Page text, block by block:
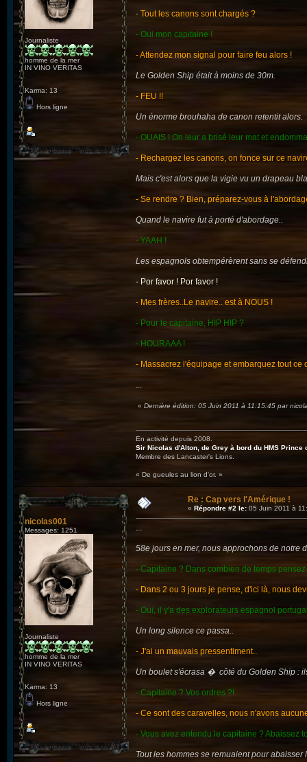
Journaliste
homme de la mer
IN VINO VERITAS
Karma: 13
Hors ligne
- Tout les canons sont chargés ?
- Oui mon capitaine !
- Attendez mon signal pour faire feu alors !
Le Golden Ship était à moins de 30m.
- FEU !!
Un énorme brouhaha de canon retentit alors.
- OUAIS ! On leur a brisé leur mat et
- Rechargez les canons, on fonce sur ce
Mais c'est alors que la vigie vu un drapeau
- Se rendre ? Bien, préparez-vous à
Quand le navire fut à porté d'abordage..
- YAAH !
Les espagnols obtempérèrent sans se
- Por favor ! Por favor !
- Mes frères..Le navire.. est à NOUS !
- Pour le capitaine, HIP HIP ?
- HOURAAA !
- Massacrez l'équipage et embarquez tout ce
...
« Dernière édition: 05 Juin 2011 à 11:15:45 par
En activité depuis 2008.
Sir Nicolas d'Alton, de Grey à bord du HMS Prince
Membre des Lancaster's Lions.
« De gueules au lion d'or. »
nicolas001
Messages: 1251
Journaliste
homme de la mer
IN VINO VERITAS
Karma: 13
Hors ligne
Re : Cap vers l'Amérique !
« Répondre #2 le: 05 Juin 2011 à
...
58e jours en mer, nous approchons de notre
- Capitaine ? Dans combien de temps
- Dans 2 ou 3 jours je pense, d'ici là, nous
- Oui, il y'a des explorateurs espagnol
Un long silence ce passa..
- J'ai un mauvais pressentiment..
Un boulet s'écrasa � côté du Golden Ship :
- Capitaine ? Vos ordres ?!
- Ce sont des caravelles, nous n'avons
- Vous avez entendu le capitaine ? Abaissez
Tout les hommes se remuaient pour abaisser